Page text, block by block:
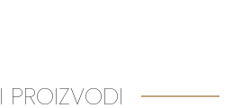
PROIZVODI